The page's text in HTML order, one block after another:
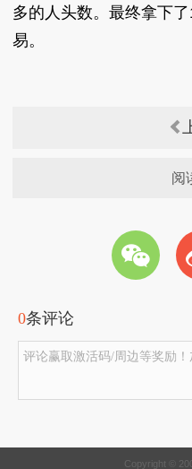
多的人头数。最终拿下
易。
阅
w
0条评论
评论赢取激活码/周边等奖励！
Copyright ©